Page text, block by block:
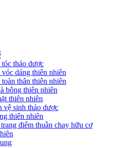
tóc thảo dược
vóc dáng thiên nhiên
thân thiên nhiên
bông thiên nhiên
thiên nhiên
vệ sinh thảo dược
thiên nhiên
điểm thuần chay hữu cơ